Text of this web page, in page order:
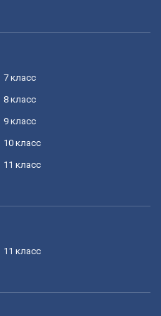
7 класс
8 класс
9 класс
10 класс
11 класс
11 класс